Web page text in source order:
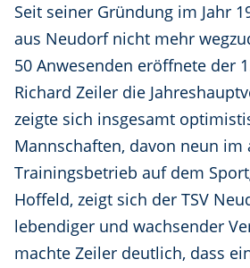
Seit seiner Gründung im Jahr
aus Neudorf nicht mehr
50 Anwesenden eröffnete der
Richard Zeiler die
zeigte sich insgesamt
Mannschaften, davon neun im
Trainingsbetrieb auf dem
Hoffeld, zeigt sich der TSV
lebendiger und wachsender
machte Zeiler deutlich, dass